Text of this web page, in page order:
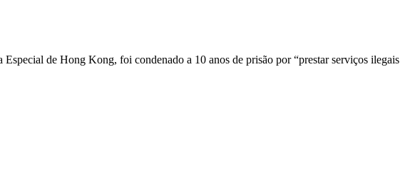
de Hong Kong, foi condenado a 10 anos de prisão por “prestar serviços ilegais